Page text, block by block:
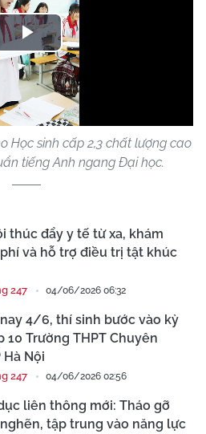
Play
Video
Học sinh cấp 2,3 chất lượng cao
tiếng Anh ngang Đại học.
thúc đẩy y tế từ xa, khám
và hỗ trợ điều trị tật khúc
247 04/06/2026 06:32
4/6, thí sinh bước vào kỳ
10 Trường THPT Chuyên
Hà Nội
247 04/06/2026 02:56
liên thông mới: Tháo gỡ
tập trung vào năng lực